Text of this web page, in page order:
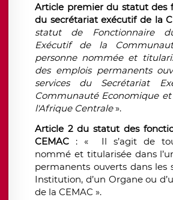
Article premier du statut des
du secrétariat exécutif de la
statut de Fonctionnaire
Exécutif de la
personne nommée et
des emplois permanents
services du Secrétariat
Communauté Economique
l'Afrique Centrale».
Article 2 du statut des
CEMAC : « Il s’agit de
nommé et titularisée dans
permanents ouverts dans les
Institution, d’un Organe ou
de la CEMAC ».